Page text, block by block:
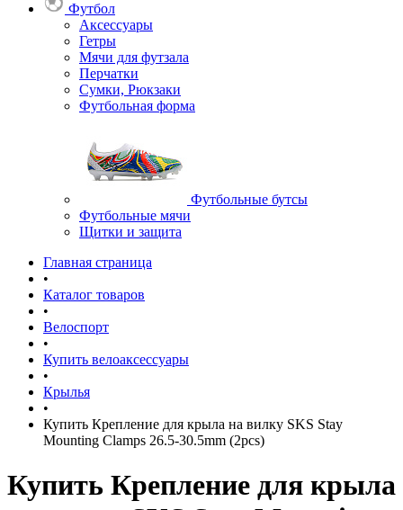
Футбол
Аксессуары
Гетры
Мячи для футзала
Перчатки
Сумки, Рюкзаки
Футбольная форма
Футбольные бутсы
Футбольные мячи
Щитки и защита
Главная страница
•
Каталог товаров
•
Велоспорт
•
Купить велоаксессуары
•
Крылья
•
Купить Крепление для крыла на вилку SKS Stay
Mounting Clamps 26.5-30.5mm (2pcs)
Купить Крепление для крыла